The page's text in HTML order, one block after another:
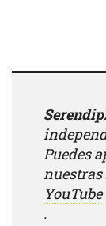
Puedes
nuestras
YouTube
.